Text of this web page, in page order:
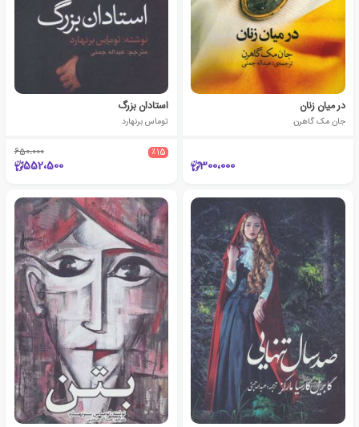
در میان زنان
جان مک گاهرن
300،000
استادان بزرگ
توماس برنهارد
٪15 650،000
552،500